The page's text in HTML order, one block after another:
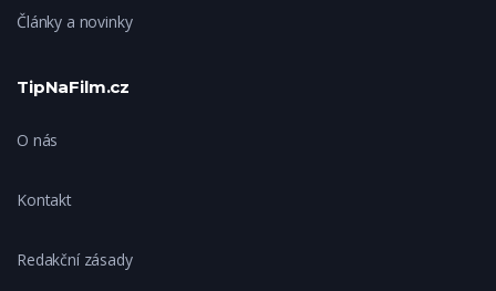
Články a novinky
TipNaFilm.cz
O nás
Kontakt
Redakční zásady